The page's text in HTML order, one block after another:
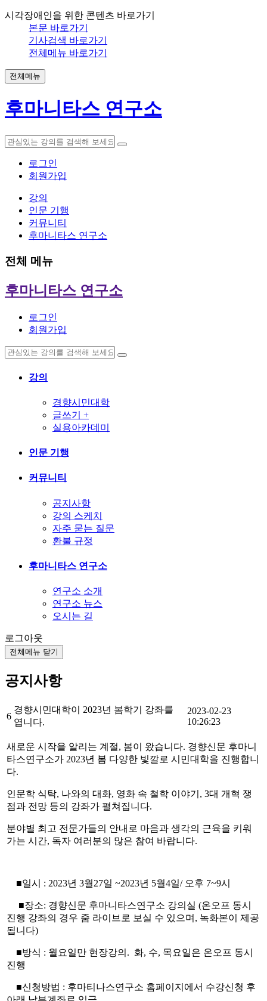
시각장애인을 위한 콘텐츠 바로가기
본문 바로가기
기사검색 바로가기
전체메뉴 바로가기
전체메뉴
후마니타스 연구소
로그인
회원가입
강의
인문 기행
커뮤니티
후마니타스 연구소
전체 메뉴
후마니타스 연구소
로그인
회원가입
강의
경향시민대학
글쓰기 +
실용아카데미
인문 기행
커뮤니티
공지사항
강의 스케치
자주 묻는 질문
환불 규정
후마니타스 연구소
연구소 소개
연구소 뉴스
오시는 길
로그아웃
전체메뉴 닫기
공지사항
6
경향시민대학이 2023년 봄학기 강좌를
엽니다.
2023-02-23
10:26:23
새로운 시작을 알리는 계절, 봄이 왔습니다. 경향신문 후마니
타스연구소가 2023년 봄 다양한 빛깔로 시민대학을 진행합니
다.
인문학 식탁, 나와의 대화, 영화 속 철학 이야기, 3대 개혁 쟁
점과 전망 등의 강좌가 펼쳐집니다.
분야별 최고 전문가들의 안내로 마음과 생각의 근육을 키워
가는 시간, 독자 여러분의 많은 참여 바랍니다.
■일시 : 2023년 3월27일 ~2023년 5월4일/ 오후 7~9시
■장소: 경향신문 후마니타스연구소 강의실 (온오프 동시
진행 강좌의 경우 줌 라이브로 보실 수 있으며, 녹화본이 제공
됩니다)
■방식 : 월요일만 현장강의. 화, 수, 목요일은 온오프 동시
진행
■신청방법 : 후마티나스연구소 홈페이지에서 수강신청 후